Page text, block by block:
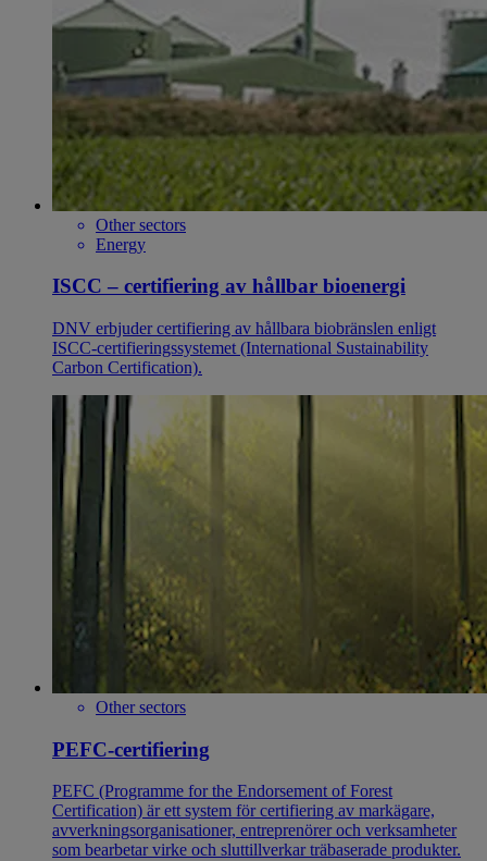
Other sectors
Energy
ISCC – certifiering av hållbar bioenergi
DNV erbjuder certifiering av hållbara biobränslen enligt
ISCC-certifieringssystemet (International Sustainability
Carbon Certification).
Other sectors
PEFC-certifiering
PEFC (Programme for the Endorsement of Forest
Certification) är ett system för certifiering av markägare,
avverkningsorganisationer, entreprenörer och verksamheter
som bearbetar virke och sluttillverkar träbaserade produkter.